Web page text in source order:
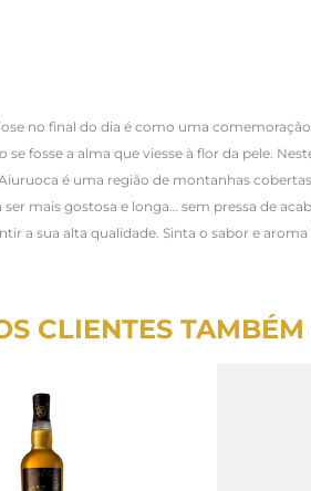
no final do dia é como uma
fosse a alma que viesse à flor da pele.
é uma região de montanhas
mais gostosa e longa… sem pressa de
a sua alta qualidade. Sinta o sabor e
CLIENTES